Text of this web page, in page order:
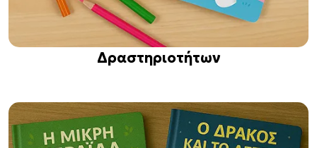
Δραστηριοτήτων